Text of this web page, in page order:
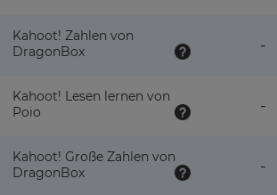
Kahoot! Zahlen von
DragonBox
-
Kahoot! Lesen lernen von
Poio
-
Kahoot! Große Zahlen von
DragonBox
-